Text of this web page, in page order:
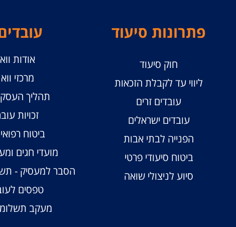
פתרונות סיעוד
חוק סיעוד
ליווי עד לקבלת הזכאות
עובדים זרים
עובדים ישראלים
הפנייה לבתי אבות
ביטוח סיעודי פרטי
סיוע לניצולי שואה
אודות
מרכזי
תהליך
זכויות
ביטוח
מועדי חגים
הסבר למעסיק -
טפסים
מעקב